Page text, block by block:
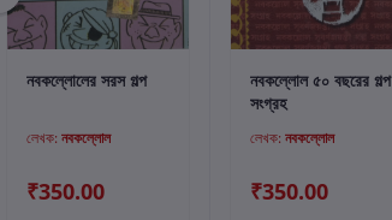
কার্টে যোগ করুন
নবকল্লোলের সরস গল্প
লেখক: নবকল্লোল
₹350.00
কার্টে যোগ করুন
নবকল্লোল ৫০ বছরের গল্প
সংগ্রহ
লেখক: নবকল্লোল
₹350.00